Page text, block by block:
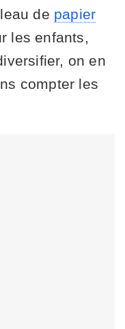
de papier
les enfants,
on en
compter les